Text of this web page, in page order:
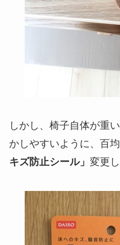
しかし、椅子自体が重
かしやすいように、百
キズ防止シール」 変更